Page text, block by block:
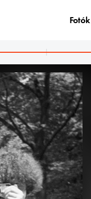
című film forgatásakor készült.
Fotók